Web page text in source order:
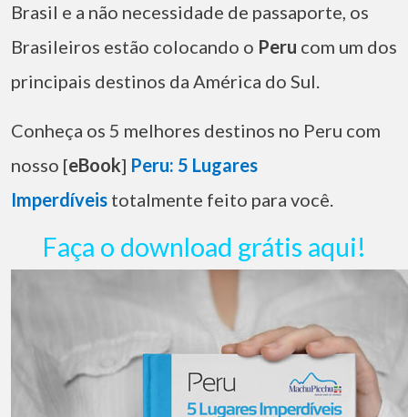
Brasil e a não necessidade de passaporte, os
Brasileiros estão colocando o Peru com um dos
principais destinos da América do Sul.
Conheça os 5 melhores destinos no Peru com
nosso [eBook] Peru: 5 Lugares
Imperdíveis totalmente feito para você.
Faça o download grátis aqui!